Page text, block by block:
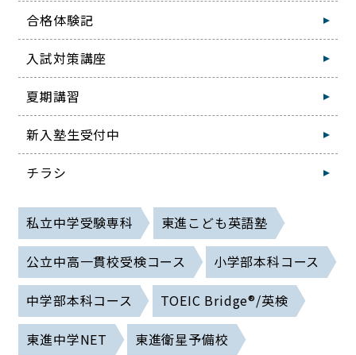
合格体験記
入試対策講座
夏期講習
新入塾生受付中
チラシ
私立中学受験専科 東進こども英語塾
公立中高一貫校受検コース 小学部本科コース
中学部本科コース TOEIC Bridge®/英検
東進中学NET 東進衛星予備校